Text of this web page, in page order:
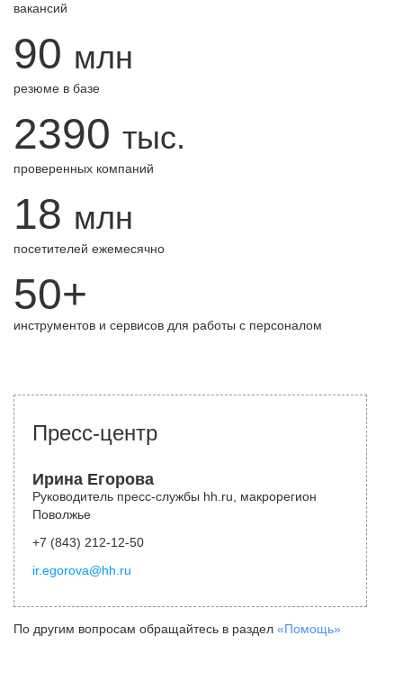
вакансий
90 млн
резюме в базе
2390 тыс.
проверенных компаний
18 млн
посетителей ежемесячно
50+
инструментов и сервисов для работы с персоналом
Пресс-центр
Ирина Егорова
Руководитель пресс-службы hh.ru, макрорегион
Поволжье
+7 (843) 212-12-50
ir.egorova@hh.ru
По другим вопросам обращайтесь в раздел «Помощь»